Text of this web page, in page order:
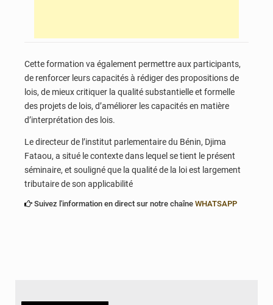
Cette formation va également permettre aux participants,
de renforcer leurs capacités à rédiger des propositions de
lois, de mieux critiquer la qualité substantielle et formelle
des projets de lois, d’améliorer les capacités en matière
d’interprétation des lois.
Le directeur de l’institut parlementaire du Bénin, Djima
Fataou, a situé le contexte dans lequel se tient le présent
séminaire, et souligné que la qualité de la loi est largement
tributaire de son applicabilité
Suivez l'information en direct sur notre chaîne WHATSAPP